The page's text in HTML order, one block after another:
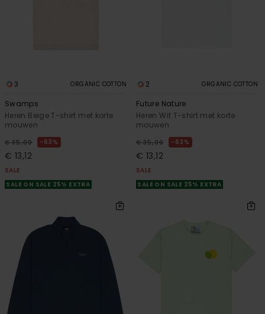
3 ORGANIC COTTON
Swamps
Heren Beige T-shirt met korte
mouwen
€ 35,00 63%
€ 13,12
SALE
SALE ON SALE 25% EXTRA
2 ORGANIC COTTON
Future Nature
Heren Wit T-shirt met korte
mouwen
€ 35,00 63%
€ 13,12
SALE
SALE ON SALE 25% EXTRA